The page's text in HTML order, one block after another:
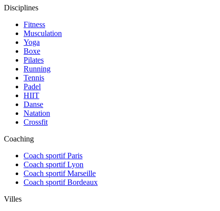
Disciplines
Fitness
Musculation
Yoga
Boxe
Pilates
Running
Tennis
Padel
HIIT
Danse
Natation
Crossfit
Coaching
Coach sportif Paris
Coach sportif Lyon
Coach sportif Marseille
Coach sportif Bordeaux
Villes